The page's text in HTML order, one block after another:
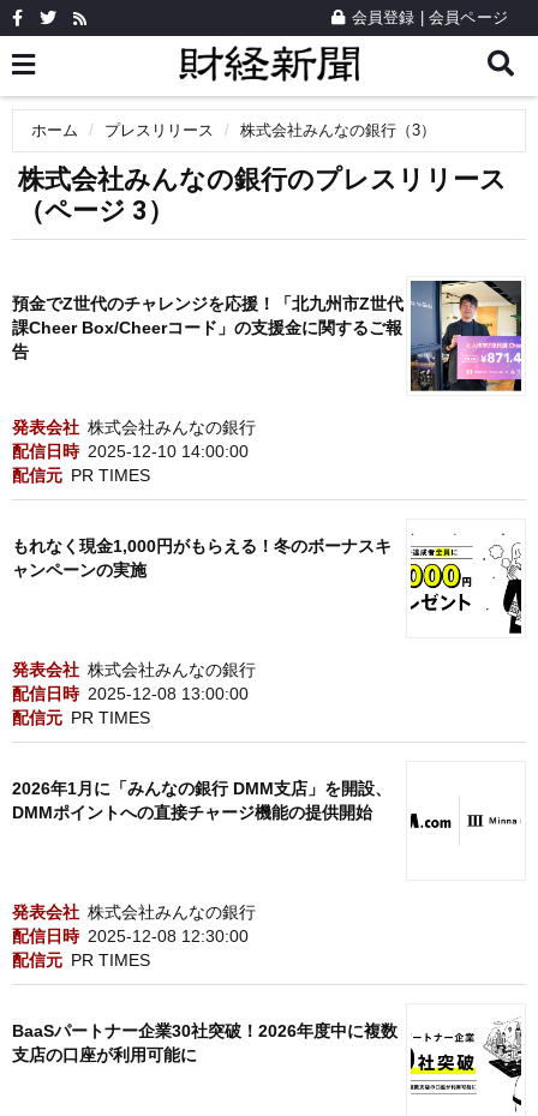
会員登録 会員ページ
ホーム プレスリリース 株式会社みんなの銀行（3）
株式会社みんなの銀行のプレスリリース
（ページ 3）
預金でZ世代のチャレンジを応援！「北九州市Z世代
課Cheer Box/Cheerコード」の支援金に関するご報
告
発表会社 株式会社みんなの銀行
配信日時 2025-12-10 14:00:00
配信元 PR TIMES
もれなく現金1,000円がもらえる！冬のボーナスキ
ャンペーンの実施
発表会社 株式会社みんなの銀行
配信日時 2025-12-08 13:00:00
配信元 PR TIMES
2026年1月に「みんなの銀行 DMM支店」を開設、
DMMポイントへの直接チャージ機能の提供開始
発表会社 株式会社みんなの銀行
配信日時 2025-12-08 12:30:00
配信元 PR TIMES
BaaSパートナー企業30社突破！2026年度中に複数
支店の口座が利用可能に